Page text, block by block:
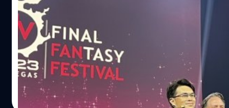
Square Enix ประกาศ Final Fantasy XIV
จะลง Xbox เพื่อให้ทุกคนทั่วโลกได้สัมผัส
Square Enix ประกาศ Final Fantasy XIV จะลง Xbox เพื่อให้
ทุกคนทั่วโลกได้สัมผัส
จีรนาถ เรืองทรัพย์ | 1106 days ago
Read More